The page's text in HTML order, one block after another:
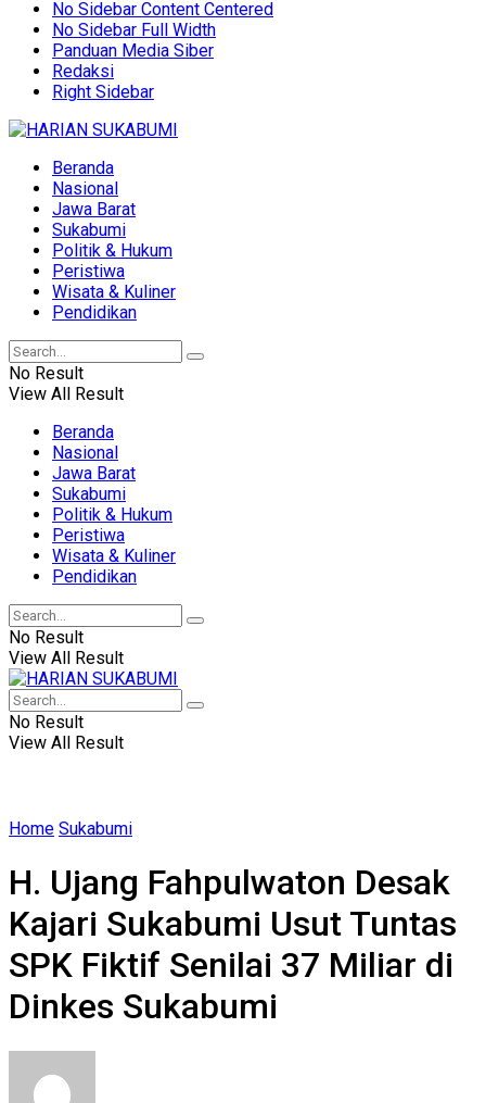
No Sidebar Content Centered
No Sidebar Full Width
Panduan Media Siber
Redaksi
Right Sidebar
Beranda
Nasional
Jawa Barat
Sukabumi
Politik & Hukum
Peristiwa
Wisata & Kuliner
Pendidikan
No Result
View All Result
Beranda
Nasional
Jawa Barat
Sukabumi
Politik & Hukum
Peristiwa
Wisata & Kuliner
Pendidikan
No Result
View All Result
No Result
View All Result
Home Sukabumi
H. Ujang Fahpulwaton Desak
Kajari Sukabumi Usut Tuntas
SPK Fiktif Senilai 37 Miliar di
Dinkes Sukabumi